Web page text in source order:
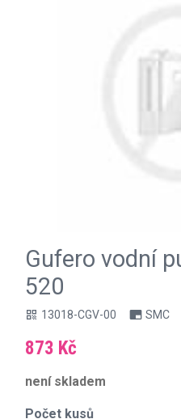
Gufero vodní
520
qr_code 13018-CGV-00 branding_watermark SMC
873 Kč
není skladem
Počet kusů